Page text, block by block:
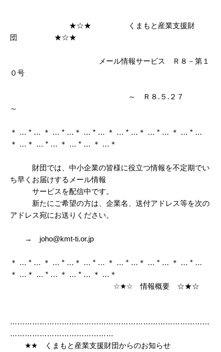
★☆★ くまもと産業支援財
団 ★☆★
メール情報サービス Ｒ８－第１
０号
～ Ｒ８.５.２７
～
＊ … * … ＊ … * …＊ … * … ＊ … * …＊ … * … ＊ … * …
＊ …＊ … * … ＊ … * … ＊ …＊
財団では、中小企業の皆様に役立つ情報を不定期でい
ち早くお届けするメール情報
サービスを配信中です。
新たにご希望の方は、企業名、送付アドレス等を次の
アドレス宛にお送りください。
→ joho@kmt-ti.or.jp
＊ … * … ＊ … * …＊ … * … ＊ … * …＊ … * … ＊ … * …
＊ …＊ … * … ＊ … * … ＊ …＊
☆★☆ 情報概要 ☆★☆
………………………………………………………………………
……………………………………
★★ くまもと産業支援財団からのお知らせ